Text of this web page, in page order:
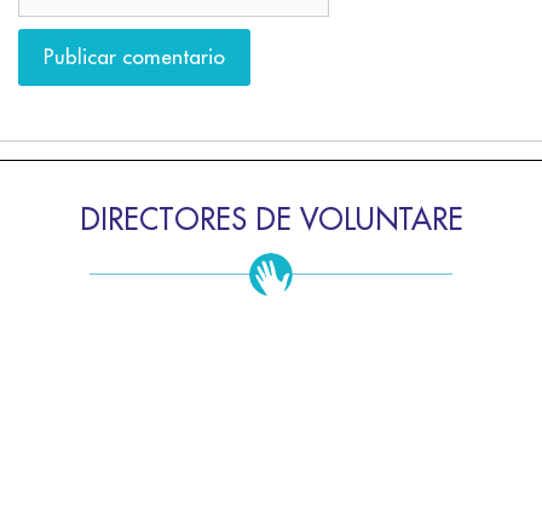
DIRECTORES DE VOLUNTARE